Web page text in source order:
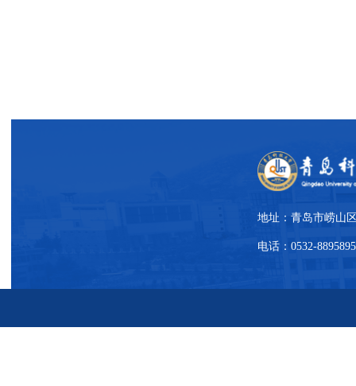
地址：青岛市崂山
电话：0532-